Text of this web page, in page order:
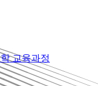
교육과정